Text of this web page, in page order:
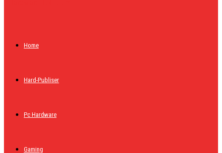
Home
Hard-Publiser
Pc Hardware
Gaming